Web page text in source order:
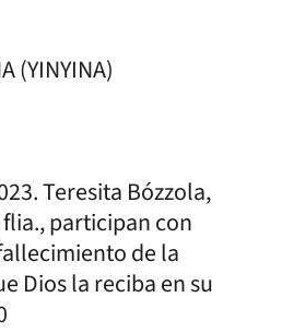
(YINYINA)
Teresita Bózzola,
participan con
de la
Dios la reciba en su